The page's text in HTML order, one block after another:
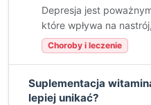
Depresja jest
które wpływa na
Choroby i leczenie
Suplementacja
lepiej unikać?